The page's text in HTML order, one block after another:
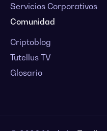
Servicios Corporativos
Comunidad
Criptoblog
Tutellus TV
Glosario